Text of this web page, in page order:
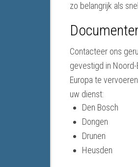
zo belangrijk als
Contacteer ons
gevestigd in
Europa te
uw dienst:
Den Bosch
Dongen
Drunen
Heusden